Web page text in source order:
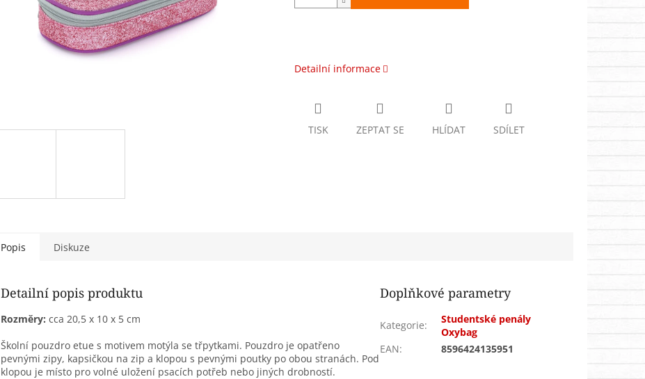
Detailní informace
TISK ZEPTAT SE HLÍDAT SDÍLET
Popis Diskuze
Detailní popis produktu
Rozměry: cca 20,5 x 10 x 5 cm
Školní pouzdro etue s motivem motýla se třpytkami. Pouzdro je opatřeno
pevnými zipy, kapsičkou na zip a klopou s pevnými poutky po obou stranách. Pod
klopou je místo pro volné uložení psacích potřeb nebo jiných drobností.
Doplňkové parametry
Kategorie:
Studentské penály
Oxybag
EAN: 8596424135951